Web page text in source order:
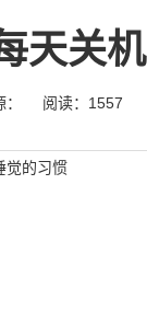
天关
阅读：1557
觉的习惯